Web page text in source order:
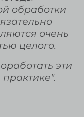
обработки
очень
целого.
эти